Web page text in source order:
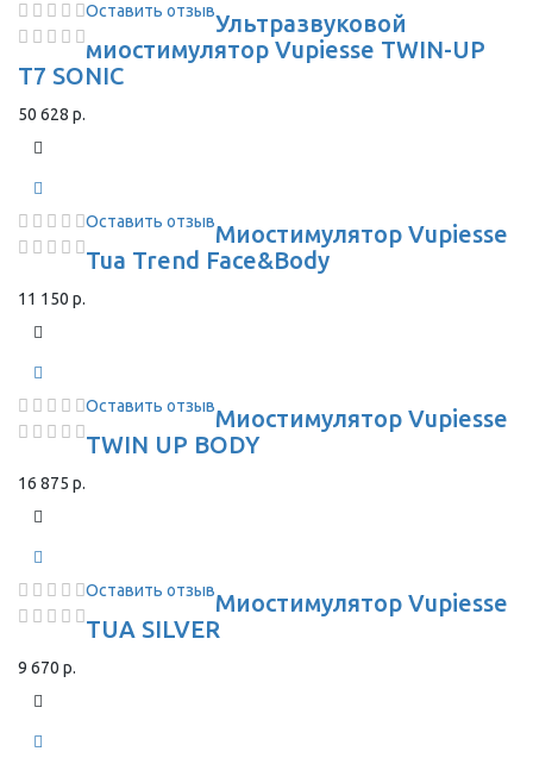
Оставить отзывУльтразвуковой
миостимулятор Vupiesse TWIN-UP
T7 SONIC
50 628 р.
Оставить отзывМиостимулятор Vupiesse
Tua Trend Face&Body
11 150 р.
Оставить отзывМиостимулятор Vupiesse
TWIN UP BODY
16 875 р.
Оставить отзывМиостимулятор Vupiesse
TUA SILVER
9 670 р.